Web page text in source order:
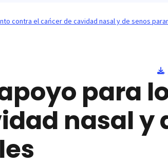
contra el cańcer de cavidad nasal y de senos
para
nasal y